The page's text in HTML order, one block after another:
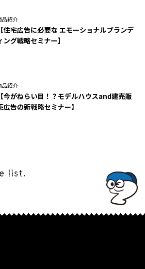
品紹介
【住宅広告に必要な エモーショナルブランデ
ング戦略セミナー】
品紹介
【今がねらい目！？モデルハウスand建売販
広告の新戦略セミナー】
list.
TOPでコナミコマンドを入れてみよ★